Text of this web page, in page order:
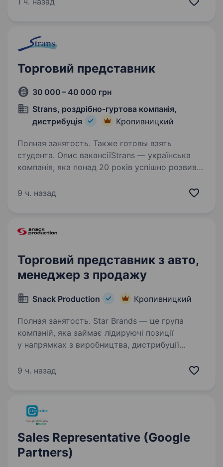
Торговий представник
30 000 – 40 000 грн
Strans, роздрібно-гуртова компанія,
дистрибуція
Кропивницкий
Полная занятость. Также готовы взять
студента. Опис вакансіїStrans — українська
компанія, яка понад 20 років успішно розвиває
автохімії, аксесуарів і супутніх товарів для
9 ч. назад
Торговий представник з авто,
менеджер з продажу
Snack Production Кропивницкий
Полная занятость. Star Brands — це група
компаній, яка займає лідируючі позиції
у напрямках з виробництва, дистрибуції
ви бачите на полицях супермаркетів України
9 ч. назад
Sales Representative (Google
Partners)